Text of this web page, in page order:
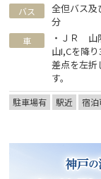
バス
全但バス
分
車
・ＪＲ
山I,Cを降
差点を左折
す。
駐車場有 駅近 宿泊